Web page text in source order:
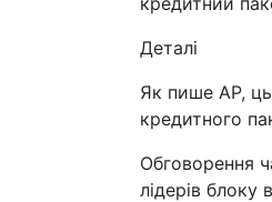
Деталі
Як пише AP,
кредитного
Обговорення
лідерів блоку